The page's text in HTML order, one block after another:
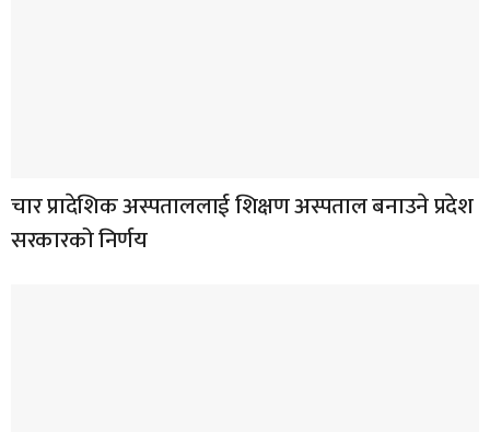
चार प्रादेशिक अस्पताललाई शिक्षण अस्पताल बनाउने प्रदेश
सरकारको निर्णय